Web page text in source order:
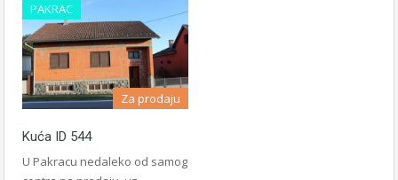
PAKRAC
Za prodaju
Kuća ID 544
U Pakracu nedaleko od samog